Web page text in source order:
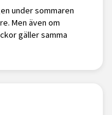
under sommaren
Men även om
gäller samma